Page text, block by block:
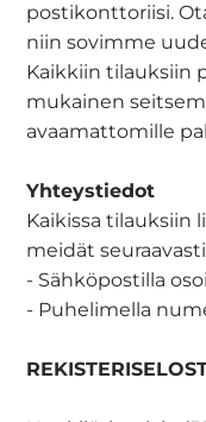
postikonttoriisi.
niin sovimme
Kaikkiin tilauksiin
mukainen
avaamattomille
Yhteystiedot
Kaikissa tilauksiin
meidät
- Sähköpostilla
- Puhelimella